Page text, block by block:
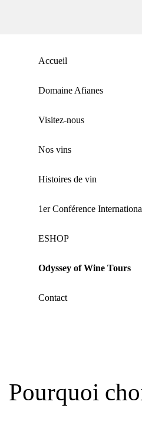
Accueil
Domaine Afianes
Visitez-nous
Nos vins
Histoires de vin
1er Conférence
ΕSHOP
Odyssey of Wine Tours
Contact
Pourquoi